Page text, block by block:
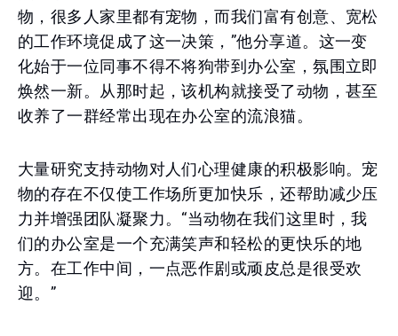
物，很多人家里都有宠物，而我们富有创意、宽松
的工作环境促成了这一决策，”他分享道。这一变
化始于一位同事不得不将狗带到办公室，氛围立即
焕然一新。从那时起，该机构就接受了动物，甚至
收养了一群经常出现在办公室的流浪猫。
大量研究支持动物对人们心理健康的积极影响。宠
物的存在不仅使工作场所更加快乐，还帮助减少压
力并增强团队凝聚力。“当动物在我们这里时，我
们的办公室是一个充满笑声和轻松的更快乐的地
方。在工作中间，一点恶作剧或顽皮总是很受欢
迎。”